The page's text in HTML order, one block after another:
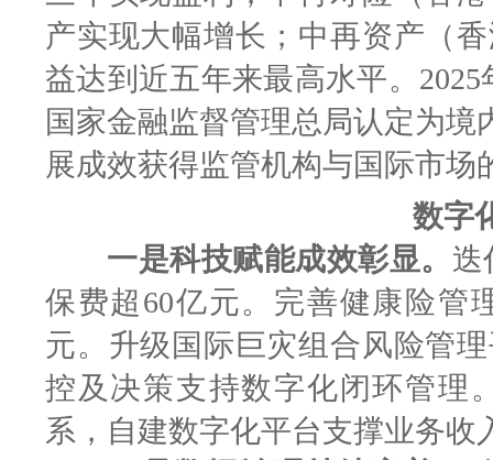
产实现大幅增长；中再资产（
益达到近五年来最高水平。
国家金融监督管理总局认定为境
展成效获得监管机构与国际市场
数字
一是科技赋能成效彰显。 迭
保费超60亿元。完善健康险管
元。升级国际巨灾组合风险管
控及决策支持数字化闭环管理
系，自建数字化平台支撑业务收